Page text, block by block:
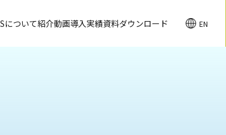
について紹介動画導入実績資料ダウンロード EN